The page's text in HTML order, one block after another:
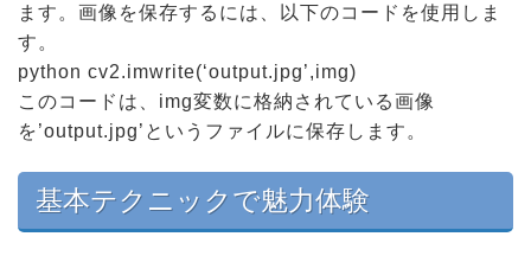
ます。画像を保存するには、以下のコードを使用しま
す。
python cv2.imwrite(‘output.jpg’,img)
このコードは、img変数に格納されている画像
を’output.jpg’というファイルに保存します。
基本テクニックで魅力体験